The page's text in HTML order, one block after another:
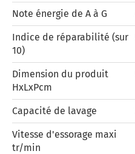
Note énergie de A à G
Indice de réparabilité (sur
10)
Dimension du produit
HxLxPcm
Capacité de lavage
Vitesse d'essorage maxi
tr/min